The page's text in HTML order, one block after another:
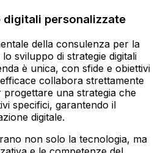
personalizzate
della consulenza per la
sviluppo di strategie digitali
è unica, con sfide e obiettivi
collabora strettamente
progettare una strategia che
specifici, garantendo il
digitale.
non solo la tecnologia, ma